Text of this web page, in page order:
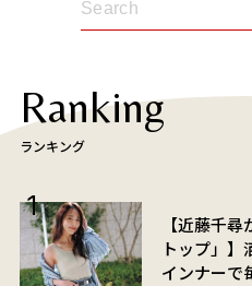
Ranking
ランキング
【近藤千
トップ」】
インナーで